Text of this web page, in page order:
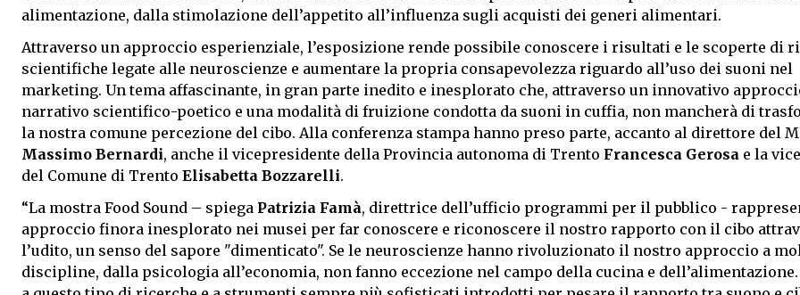
alimentazione, dalla stimolazione dell’appetito all’influenza sugli acquisti dei generi alimentari.
Attraverso un approccio esperienziale, l’esposizione rende possibile conoscere i risultati e le scoperte di
scientifiche legate alle neuroscienze e aumentare la propria consapevolezza riguardo all’uso dei suoni nel
marketing. Un tema affascinante, in gran parte inedito e inesplorato che, attraverso un innovativo
narrativo scientifico-poetico e una modalità di fruizione condotta da suoni in cuffia, non mancherà di
la nostra comune percezione del cibo. Alla conferenza stampa hanno preso parte, accanto al direttore del
Massimo Bernardi, anche il vicepresidente della Provincia autonoma di Trento Francesca Gerosa e la
del Comune di Trento Elisabetta Bozzarelli.
“La mostra Food Sound – spiega Patrizia Famà, direttrice dell’ufficio programmi per il pubblico -
approccio finora inesplorato nei musei per far conoscere e riconoscere il nostro rapporto con il cibo
l’udito, un senso del sapore "dimenticato". Se le neuroscienze hanno rivoluzionato il nostro approccio a
discipline, dalla psicologia all’economia, non fanno eccezione nel campo della cucina e